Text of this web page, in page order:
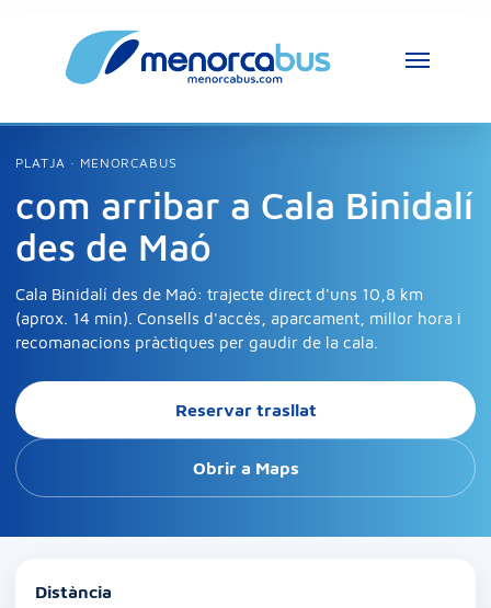
PLATJA · MENORCABUS
com arribar a Cala Binidalí
des de Maó
Cala Binidalí des de Maó: trajecte direct d'uns 10,8 km
(aprox. 14 min). Consells d'accés, aparcament, millor hora i
recomanacions pràctiques per gaudir de la cala.
Reservar trasllat
Obrir a Maps
Distància